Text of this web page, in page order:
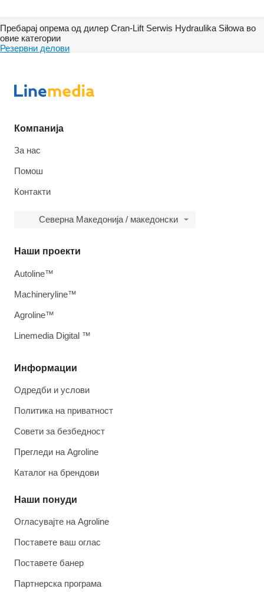
Пребарај опрема од дилер Cran-Lift Serwis Hydraulika Siłowa во
овие категории
Резервни делови
Компанија
За нас
Помош
Контакти
Северна Македонија / македонски
Информации
Одредби и услови
Политика на приватност
Совети за безбедност
Прегледи на Agroline
Каталог на брендови
Наши понуди
Огласувајте на Agroline
Поставете ваш оглас
Поставете банер
Партнерска програма
Наши проекти
Autoline™
Machineryline™
Agroline™
Linemedia Digital ™